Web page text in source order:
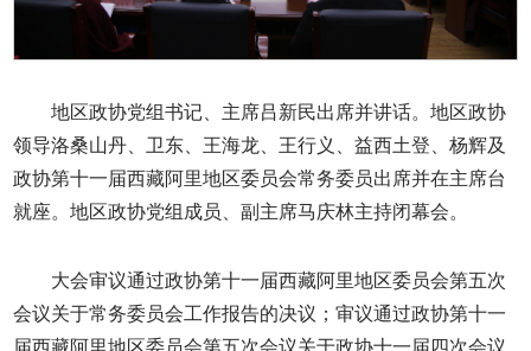
地区政协党组书记、主席吕新民出席并讲话。地区政协
领导洛桑山丹、卫东、王海龙、王行义、益西土登、杨辉及
政协第十一届西藏阿里地区委员会常务委员出席并在主席台
就座。地区政协党组成员、副主席马庆林主持闭幕会。
大会审议通过政协第十一届西藏阿里地区委员会第五次
会议关于常务委员会工作报告的决议；审议通过政协第十一